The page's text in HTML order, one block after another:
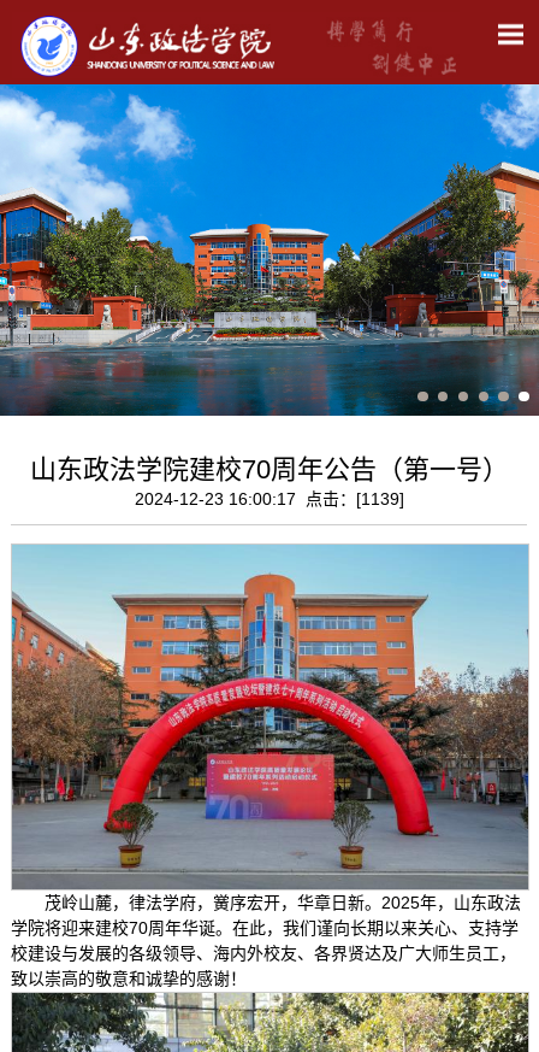
山东政法学院建校70周年公告（第一号）
2024-12-23 16:00:17 点击：[1139]
茂岭山麓，律法学府，黉序宏开，华章日新。2025年，山东政法
学院将迎来建校70周年华诞。在此，我们谨向长期以来关心、支持学
校建设与发展的各级领导、海内外校友、各界贤达及广大师生员工，
致以崇高的敬意和诚挚的感谢！